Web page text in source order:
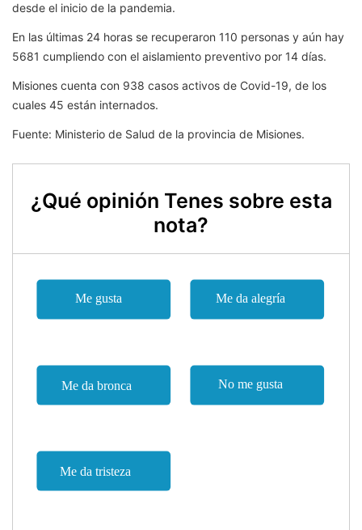
desde el inicio de la pandemia.
En las últimas 24 horas se recuperaron 110 personas y aún hay
5681 cumpliendo con el aislamiento preventivo por 14 días.
Misiones cuenta con 938 casos activos de Covid-19, de los
cuales 45 están internados.
Fuente: Ministerio de Salud de la provincia de Misiones.
¿Qué opinión Tenes sobre esta
nota?